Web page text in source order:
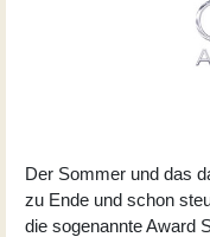
Der Sommer und das
zu Ende und schon
die sogenannte Award